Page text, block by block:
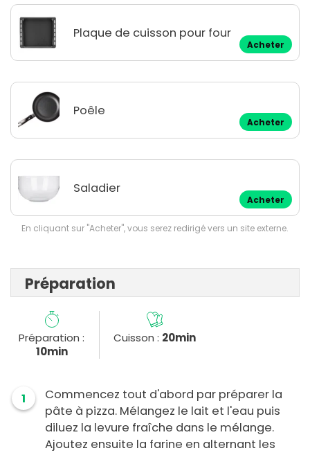
Plaque de cuisson pour four
Acheter
Poêle
Acheter
Saladier
Acheter
En cliquant sur "Acheter", vous serez redirigé vers un site externe.
Préparation
Préparation :
10min
Cuisson : 20min
1
Commencez tout d'abord par préparer la
pâte à pizza. Mélangez le lait et l'eau puis
diluez la levure fraîche dans le mélange.
Ajoutez ensuite la farine en alternant les